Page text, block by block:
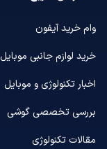
وام خرید آیفون
خرید لوازم جانبی موبایل
اخبار تکنولوژی و موبایل
بررسی تخصصی گوشی
مقالات تکنولوژی